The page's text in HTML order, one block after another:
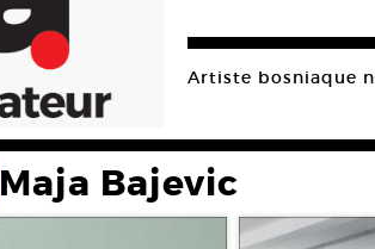
Artiste bosniaque
Maja Bajevic